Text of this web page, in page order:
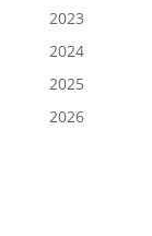
2023
2024
2025
2026